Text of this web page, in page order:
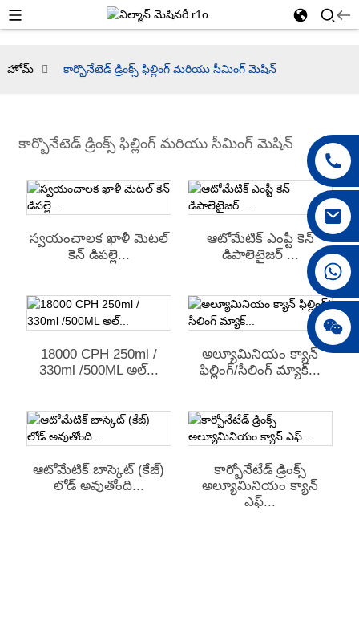
+86 18042297890
హోమ్ కార్బొనేటెడ్ డ్రింక్స్ ఫిల్లింగ్ మరియు సీమింగ్ మెషిన్
కార్బొనేటెడ్ డ్రింక్స్ ఫిల్లింగ్ మరియు సీమింగ్ మెషిన్
స్వయంచాలక ఖాళీ మెటల్
కెన్ డిపల్లె...
ఆటోమేటిక్ ఎంప్టీ కెన్
డిపాలెటైజర్ ...
18000 CPH 250ml /
330ml /500ML అల్...
అల్యూమినియం క్యాన్
ఫిల్లింగ్/సీలింగ్ మ్యాక్...
ఆటోమేటిక్ బాస్కెట్ (కేజ్)
లోడ్ అవుతోంది...
కార్బోనేటేడ్ డ్రింక్స్
అల్యూమినియం క్యాన్
ఎఫ్...